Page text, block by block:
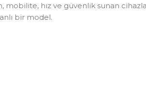
hız ve güvenlik sunan
bir model.